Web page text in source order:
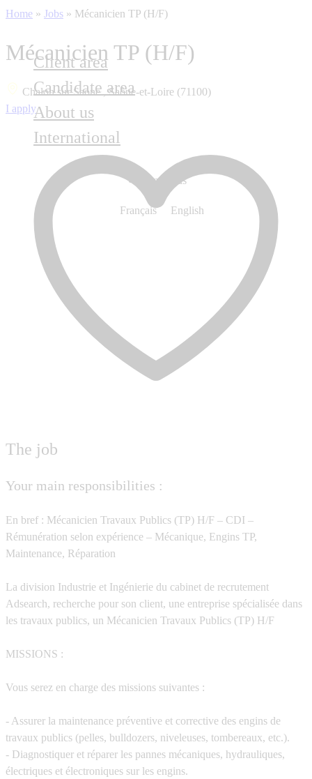
Client area
Candidate area
About us
International
Contact us
Français English
Home » Jobs » Mécanicien TP (H/F)
Mécanicien TP (H/F)
Chalon sur Saone , Saône-et-Loire (71100)
I apply
The job
Your main responsibilities :
En bref : Mécanicien Travaux Publics (TP) H/F – CDI –
Rémunération selon expérience – Mécanique, Engins TP,
Maintenance, Réparation
La division Industrie et Ingénierie du cabinet de recrutement
Adsearch, recherche pour son client, une entreprise spécialisée dans
les travaux publics, un Mécanicien Travaux Publics (TP) H/F
MISSIONS :
Vous serez en charge des missions suivantes :
- Assurer la maintenance préventive et corrective des engins de
travaux publics (pelles, bulldozers, niveleuses, tombereaux, etc.).
- Diagnostiquer et réparer les pannes mécaniques, hydrauliques,
électriques et électroniques sur les engins.